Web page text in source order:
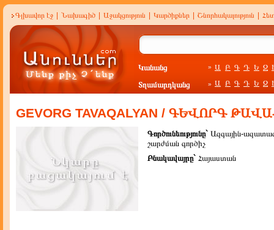
Գլխավոր էջ Նախագիծ Աջակցություն Կարծիքներ Շնորհակալություն
Կանանց » Ա Բ Գ Դ Ե Զ
Տղամարդկանց » Ա Բ Գ Դ Ե Զ
GEVORG TAVAQALYAN / ԳԵՎՈՐԳ
Գործունեությունը` Ազգային-
շարժման գործիչ
Բնակավայրը` Հայաստան